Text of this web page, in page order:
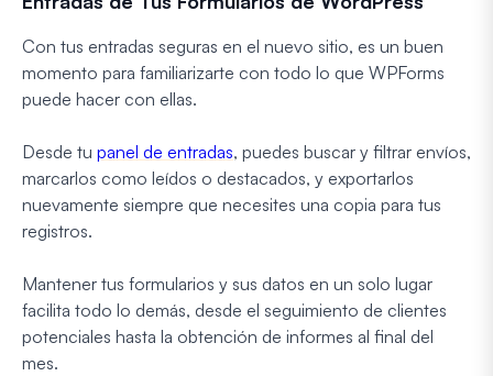
Con tus entradas seguras en el nuevo sitio, es un buen
momento para familiarizarte con todo lo que WPForms
puede hacer con ellas.
Desde tu panel de entradas, puedes buscar y filtrar envíos,
marcarlos como leídos o destacados, y exportarlos
nuevamente siempre que necesites una copia para tus
registros.
Mantener tus formularios y sus datos en un solo lugar
facilita todo lo demás, desde el seguimiento de clientes
potenciales hasta la obtención de informes al final del
mes.